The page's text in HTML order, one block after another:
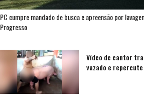
PC cumpre mandado de busca e apreensão por
Progresso
Vídeo de cantor
vazado e